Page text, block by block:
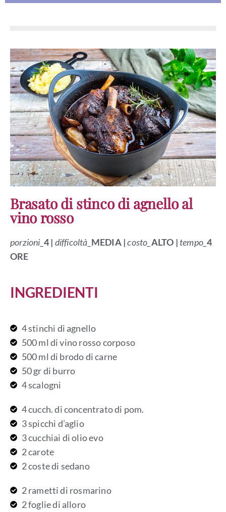
Brasato di stinco di agnello al
vino rosso
porzioni_ 4 | difficoltà_ MEDIA|costo_ ALTO | tempo_4
ORE
INGREDIENTI
4 stinchi di agnello
500 ml di vino rosso corposo
500 ml di brodo di carne
50 gr di burro
4 scalogni
4 cucch. di concentrato di pom.
3 spicchi d’aglio
3 cucchiai di olio evo
2 carote
2 coste di sedano
2 rametti di rosmarino
2 foglie di alloro